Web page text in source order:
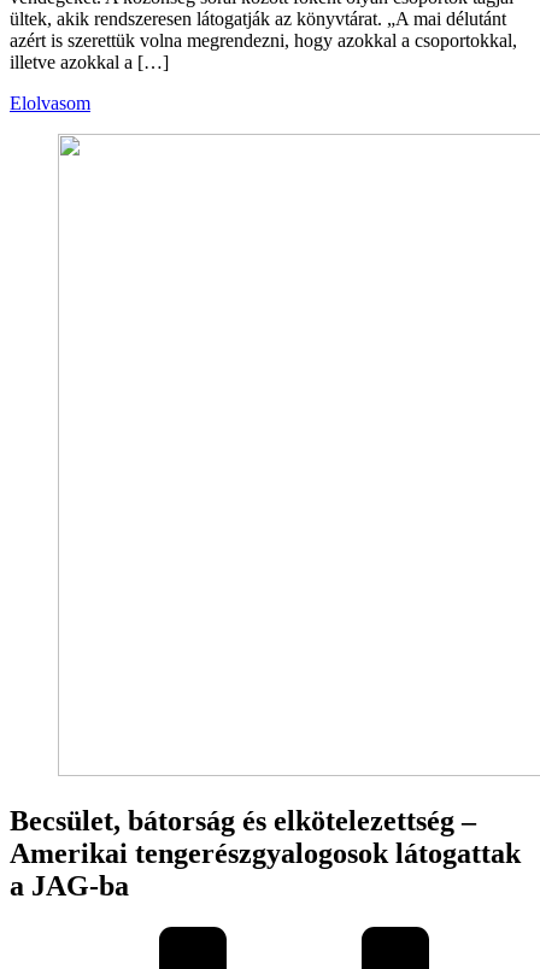
ültek, akik rendszeresen látogatják az könyvtárat. „A mai délutánt
azért is szerettük volna megrendezni, hogy azokkal a csoportokkal,
illetve azokkal a […]
Elolvasom
Becsület, bátorság és elkötelezettség –
Amerikai tengerészgyalogosok látogattak
a JAG-ba